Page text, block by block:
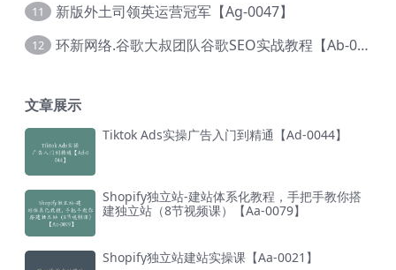
11 新版外土司领英运营冠军【Ag-0047】
12 环新网络.谷歌大叔团队谷歌SEO实战教程【Ab-0024】
文章展示
Tiktok Ads实操广告入门到精通【Ad-0044】
Shopify独立站-建站体系化教程，手把手教你搭
建独立站（8节视频课）【Aa-0079】
Shopify独立站建站实操课【Aa-0021】